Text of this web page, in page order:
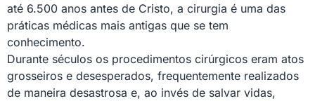
até 6.500 anos antes de Cristo, a cirurgia é uma das
práticas médicas mais antigas que se tem
conhecimento.
Durante séculos os procedimentos cirúrgicos eram atos
grosseiros e desesperados, frequentemente realizados
de maneira desastrosa e, ao invés de salvar vidas,